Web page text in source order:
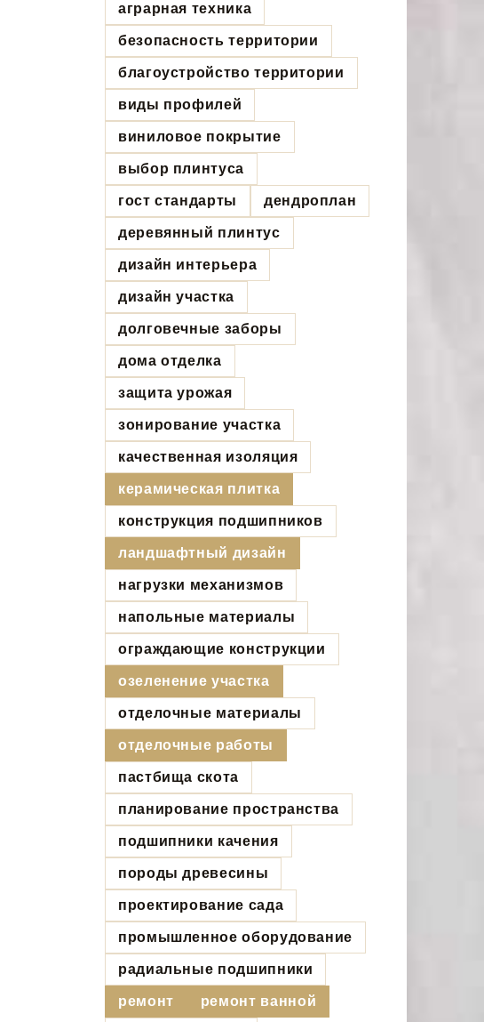
аграрная техника
безопасность территории
благоустройство территории
виды профилей
виниловое покрытие
выбор плинтуса
гост стандарты дендроплан
деревянный плинтус
дизайн интерьера
дизайн участка
долговечные заборы
дома отделка
защита урожая
зонирование участка
качественная изоляция
керамическая плитка
конструкция подшипников
ландшафтный дизайн
нагрузки механизмов
напольные материалы
ограждающие конструкции
озеленение участка
отделочные материалы
отделочные работы
пастбища скота
планирование пространства
подшипники качения
породы древесины
проектирование сада
промышленное оборудование
радиальные подшипники
ремонт ремонт ванной